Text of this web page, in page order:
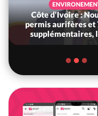
Côte d'Ivoire :
permis aurifères et
supplémentaires,